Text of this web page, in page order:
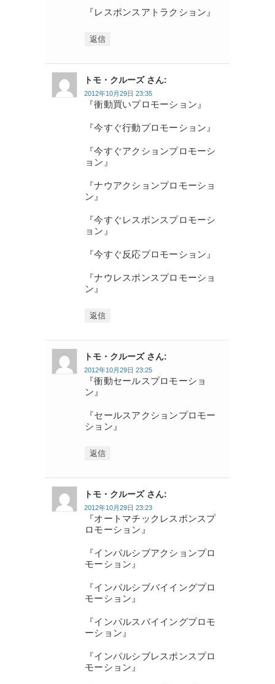
『レスポンスアトラクション』
返信
トモ・クルーズ さん:
2012年10月29日 23:35
『衝動買いプロモーション』
『今すぐ行動プロモーション』
『今すぐアクションプロモーシ
ョン』
『ナウアクションプロモーショ
ン』
『今すぐレスポンスプロモーシ
ョン』
『今すぐ反応プロモーション』
『ナウレスポンスプロモーショ
ン』
返信
トモ・クルーズ さん:
2012年10月29日 23:25
『衝動セールスプロモーショ
ン』
『セールスアクションプロモー
ション』
返信
トモ・クルーズ さん:
2012年10月29日 23:23
『オートマチックレスポンスプ
ロモーション』
『インパルシブアクションプロ
モーション』
『インパルシブバイイングプロ
モーション』
『インパルスバイイングプロモ
ーション』
『インパルシブレスポンスプロ
モーション』